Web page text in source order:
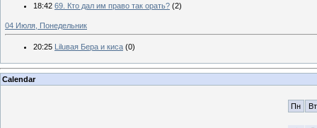
18:42 69. Кто дал им право так орать? (2)
04 Июля, Понедельник
20:25 Liluвая Бера и киса (0)
Calendar
Пн Вт